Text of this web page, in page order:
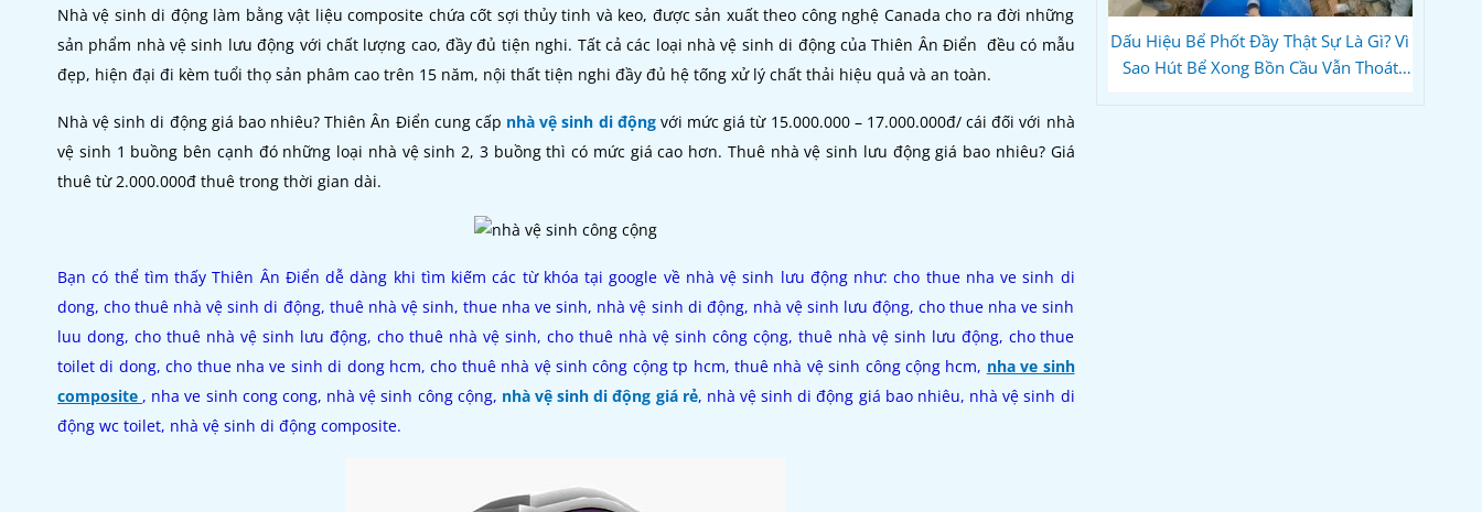
Nhà vệ sinh di động làm bằng vật liệu composite chứa cốt sợi thủy tinh và keo, được sản xuất theo công nghệ Canada cho ra đời những
sản phẩm nhà vệ sinh lưu động với chất lượng cao, đầy đủ tiện nghi. Tất cả các loại nhà vệ sinh di động của Thiên Ân Điển đều có mẫu
đẹp, hiện đại đi kèm tuổi thọ sản phâm cao trên 15 năm, nội thất tiện nghi đầy đủ hệ tống xử lý chất thải hiệu quả và an toàn.
Nhà vệ sinh di động giá bao nhiêu? Thiên Ân Điển cung cấp nhà vệ sinh di độngvới mức giá từ 15.000.000 – 17.000.000đ/ cái đối với nhà
vệ sinh 1 buồng bên cạnh đó những loại nhà vệ sinh 2, 3 buồng thì có mức giá cao hơn. Thuê nhà vệ sinh lưu động giá bao nhiêu? Giá
thuê từ 2.000.000đ thuê trong thời gian dài.
Bạn có thể tìm thấy Thiên Ân Điển dễ dàng khi tìm kiếm các từ khóa tại google về nhà vệ sinh lưu động như: cho thue nha ve sinh di
dong, cho thuê nhà vệ sinh di động, thuê nhà vệ sinh, thue nha ve sinh, nhà vệ sinh di động, nhà vệ sinh lưu động, cho thue nha ve sinh
luu dong, cho thuê nhà vệ sinh lưu động, cho thuê nhà vệ sinh, cho thuê nhà vệ sinh công cộng, thuê nhà vệ sinh lưu động, cho thue
toilet di dong, cho thue nha ve sinh di dong hcm, cho thuê nhà vệ sinh công cộng tp hcm, thuê nhà vệ sinh công cộng hcm, nha ve sinh
composite , nha ve sinh cong cong, nhà vệ sinh công cộng, nhà vệ sinh di động giá rẻ, nhà vệ sinh di động giá bao nhiêu, nhà vệ sinh di
động wc toilet, nhà vệ sinh di động composite.
Dấu Hiệu Bể Phốt Đầy Thật Sự Là Gì? Vì
Sao Hút Bể Xong Bồn Cầu Vẫn Thoát